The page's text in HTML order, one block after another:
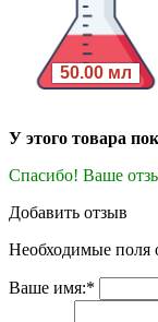
50.00 мл
У этого товара
Спасибо! Ваше
Добавить отзыв
Необходимые поля
Ваше имя:*